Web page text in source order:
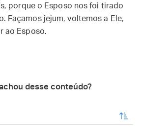
porque o Esposo nos foi tirado
Façamos jejum, voltemos a Ele,
ao Esposo.
desse conteúdo?
enviar